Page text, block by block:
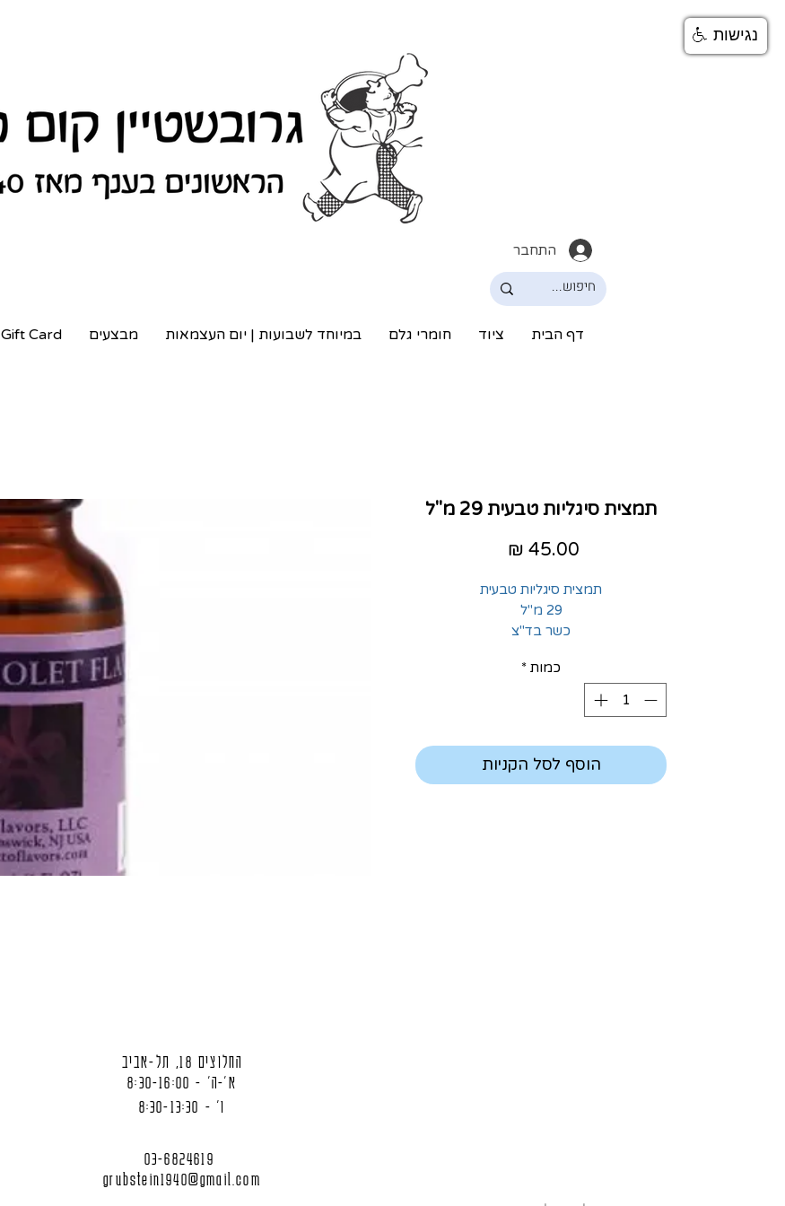
התחבר
דף הבית ציוד חומרי גלם במיוחד לשבועות | יום העצמאות מבצעים Gift Card
תמצית סיגליות טבעית 29 מ"ל
תמצית סיגליות טבעית
29 מ"ל
כשר בד"צ
כמות *
הוסף לסל הקניות
החלוצים 18, תל-אביב
א'-ה' - 8:30-16:00
ו' - 8:30-13:30
03-6824619
grubstein1940@gmail.com
נגישות